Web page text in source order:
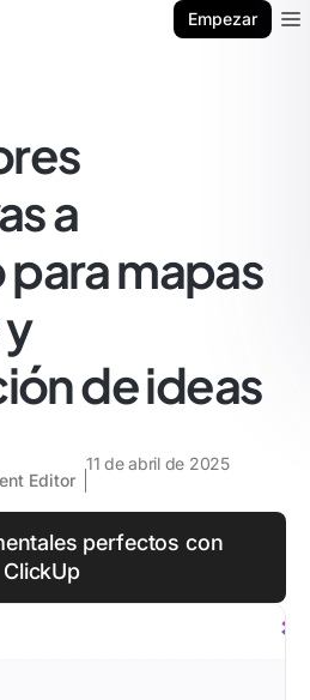
Empezar
a
mapas
de ideas
Editor
11 de abril de 2025
perfectos con
ClickUp